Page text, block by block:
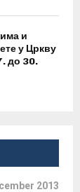
и
у Цркву
до 30.
2013